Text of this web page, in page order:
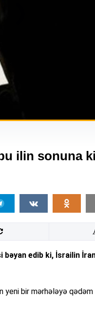
ilin sonuna
edib ki, İsrailin
yeni bir mərhələyə